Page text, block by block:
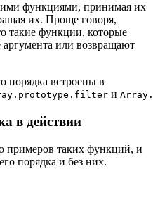
функциями, принимая их
их. Проще говоря,
такие функции, которые
или возвращают
порядка встроены в
и
в действии
примеров таких функций, и
порядка и без них.